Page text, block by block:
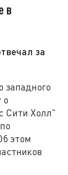
в
за
западного
о
Сити Холл"
этом